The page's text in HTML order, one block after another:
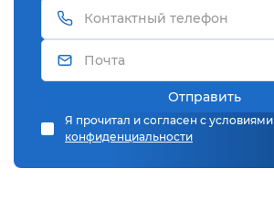
Отправить
Я прочитал и согласен с условиями
конфиденциальности